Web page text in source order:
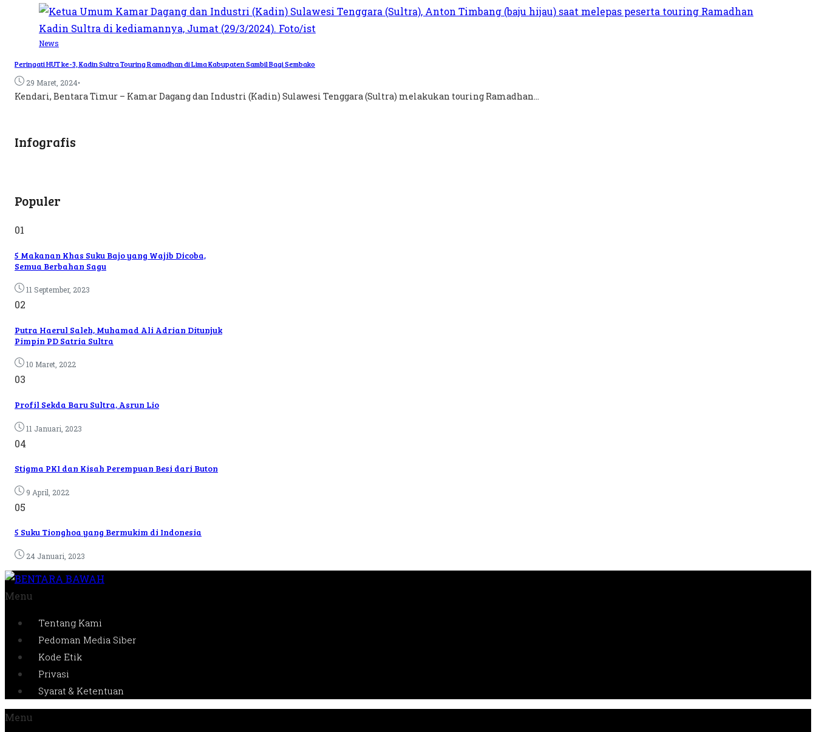
News
Peringati HUT ke-3, Kadin Sultra Touring Ramadhan di Lima Kabupaten Sambil Bagi Sembako
29 Maret, 2024•
Kendari, Bentara Timur – Kamar Dagang dan Industri (Kadin) Sulawesi Tenggara (Sultra) melakukan touring Ramadhan...
Infografis
Populer
01
5 Makanan Khas Suku Bajo yang Wajib Dicoba,
Semua Berbahan Sagu
11 September, 2023
02
Putra Haerul Saleh, Muhamad Ali Adrian Ditunjuk
Pimpin PD Satria Sultra
10 Maret, 2022
03
Profil Sekda Baru Sultra, Asrun Lio
11 Januari, 2023
04
Stigma PKI dan Kisah Perempuan Besi dari Buton
9 April, 2022
05
5 Suku Tionghoa yang Bermukim di Indonesia
24 Januari, 2023
Menu
Tentang Kami
Pedoman Media Siber
Kode Etik
Privasi
Syarat & Ketentuan
Menu